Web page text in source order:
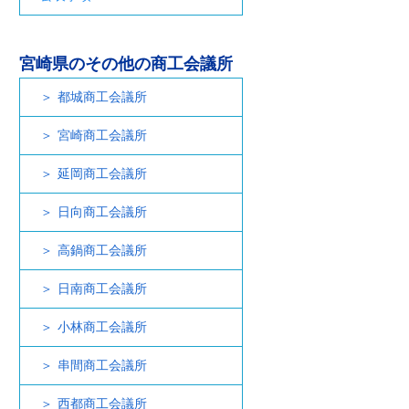
宮崎県のその他の商工会議所
都城商工会議所
宮崎商工会議所
延岡商工会議所
日向商工会議所
高鍋商工会議所
日南商工会議所
小林商工会議所
串間商工会議所
西都商工会議所